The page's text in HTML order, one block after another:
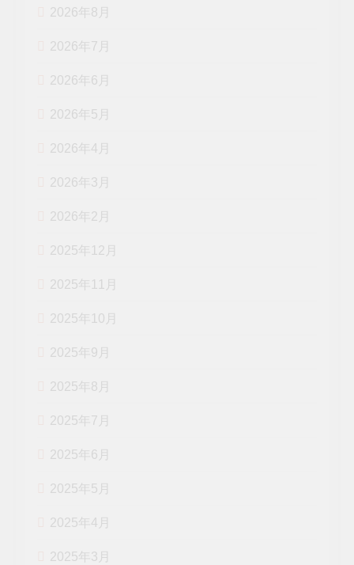
2026年8月
2026年7月
2026年6月
2026年5月
2026年4月
2026年3月
2026年2月
2025年12月
2025年11月
2025年10月
2025年9月
2025年8月
2025年7月
2025年6月
2025年5月
2025年4月
2025年3月